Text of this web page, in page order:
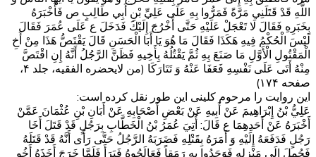
اللَّهِ قَدْ قَتَلَنِي مَرَّةً فَمَرُّوا بِهِ عَلَى عَلِيِّ بْنِ أَبِي طَالِبٍ ص فَأَخْبَرَهُ
بِخَبَرِهِ فَقَالَ لَا تَعْجَلْ عَلَيْهِ حَتَّى أَخْرُجَ إِلَيْكَ فَدَخَلَ ع عَلَى عُمَرَ فَقَالَ
لَيْسَ الْحُكْمُ فِيهِ هَكَذَا فَقَالَ مَا هُوَ يَا أَبَا الْحَسَنِ قَالَ يَقْتَصُّ هَذَا مِنْ أَخِ
الْمَقْتُولِ الْأَوَّلِ مَا صَنَعَ بِهِ ثُمَّ يَقْتُلُهُ بِأَخِيهِ فَظَنَّ الرَّجُلُ أَنَّهُ إِنِ اقْتَصَّ
مِنْهُ أَتَى عَلَى نَفْسِهِ فَعَفَا عَنْهُ وَ تَتَارَكَا (من لایحضره الفقیه، جلد ۴،
صفحه ۱۷۴)
این روایت را مرحوم کلینی این طور نقل کرده است:
عَلِيُّ بْنُ إِبْرَاهِيمَ عَنْ أَبِيهِ عَنْ بَعْضِ أَصْحَابِهِ عَنْ أَبَانِ بْنِ عُثْمَانَ عَمَّنْ
أَخْبَرَهُ عَنْ أَحَدِهِمَا ع قَالَ: أُتِيَ عُمَرُ بْنُ الْخَطَّابِ بِرَجُلٍ قَدْ قَتَلَ أَخَا
رَجُلٍ فَدَفَعَهُ إِلَيْهِ وَ أَمَرَهُ بِقَتْلِهِ فَضَرَبَهُ الرَّجُلُ حَتَّى رَأَى أَنَّهُ قَدْ قَتَلَهُ
فَحُمِلَ إِلَى مَنْزِلِهِ فَوَجَدُوا بِهِ رَمَقاً فَعَالَجُوهُ فَبَرَأَ فَلَمَّا خَرَجَ أَخَذَهُ أَخُو